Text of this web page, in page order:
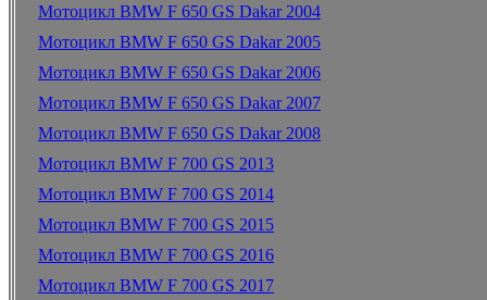
Мотоцикл BMW F 650 GS Dakar 2004
Мотоцикл BMW F 650 GS Dakar 2005
Мотоцикл BMW F 650 GS Dakar 2006
Мотоцикл BMW F 650 GS Dakar 2007
Мотоцикл BMW F 650 GS Dakar 2008
Мотоцикл BMW F 700 GS 2013
Мотоцикл BMW F 700 GS 2014
Мотоцикл BMW F 700 GS 2015
Мотоцикл BMW F 700 GS 2016
Мотоцикл BMW F 700 GS 2017